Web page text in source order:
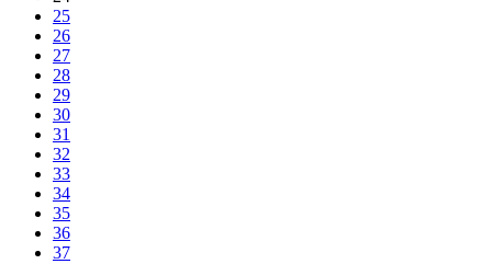
25
26
27
28
29
30
31
32
33
34
35
36
37